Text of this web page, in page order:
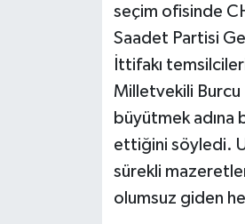
seçim ofisinde
Saadet Partisi
İttifakı
Milletvekili Burcu
büyütmek adına
ettiğini söyledi.
sürekli
olumsuz giden